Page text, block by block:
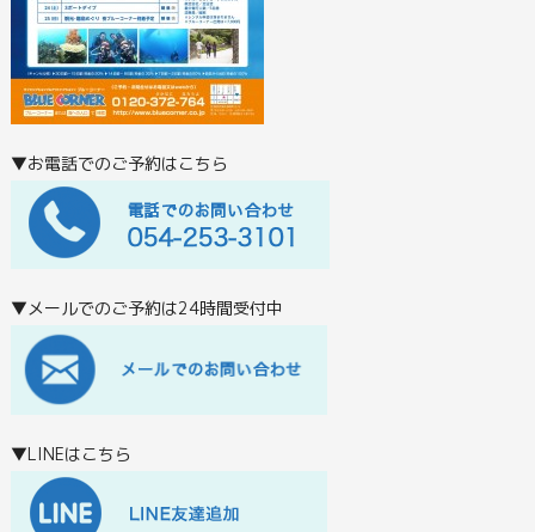
▼お電話でのご予約はこちら
▼メールでのご予約は24時間受付中
▼LINEはこちら